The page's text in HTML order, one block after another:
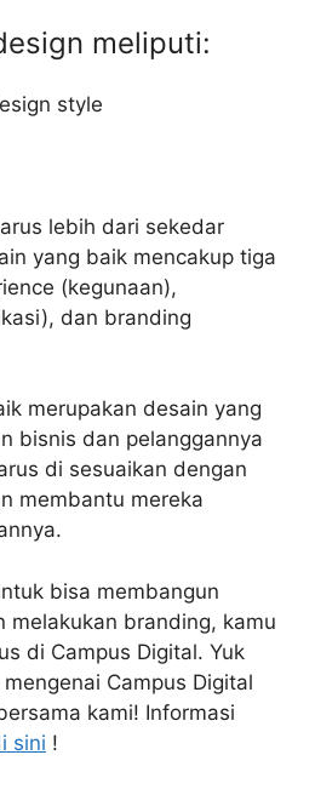
meliputi:
style
lebih dari sekedar
yang baik mencakup tiga
(kegunaan),
dan branding
merupakan desain yang
bisnis dan pelanggannya
di sesuaikan dengan
membantu mereka
bisa membangun
melakukan branding, kamu
di Campus Digital. Yuk
Campus Digital
kami! Informasi
sini !